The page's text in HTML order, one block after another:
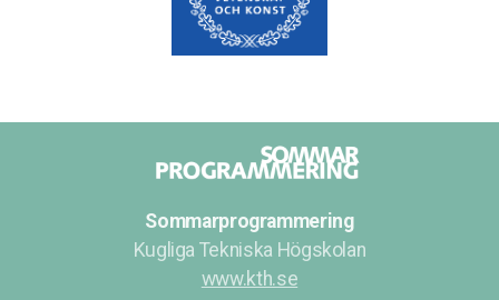
Sommarprogrammering
Kugliga Tekniska Högskolan
www.kth.se